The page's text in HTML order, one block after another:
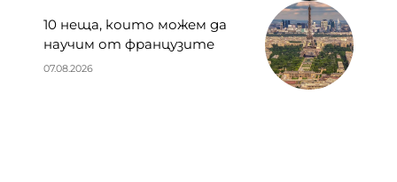
10 неща, които можем да
научим от французите
07.08.2026